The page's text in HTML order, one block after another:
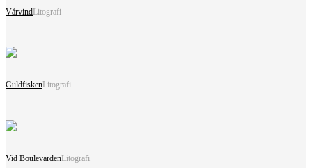
VårvindLitografi
Guldfisken Litografi
Vid BoulevardenLitografi